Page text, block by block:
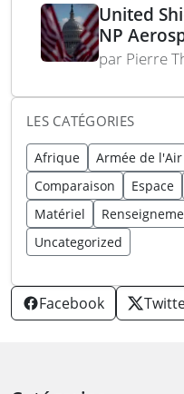
United
NP
forces
aux
déminage
par Pierre
LES CATÉGORIES
Afrique Armée de l'Air
Comparaison
Espace
Matériel
Uncategorized
Facebook